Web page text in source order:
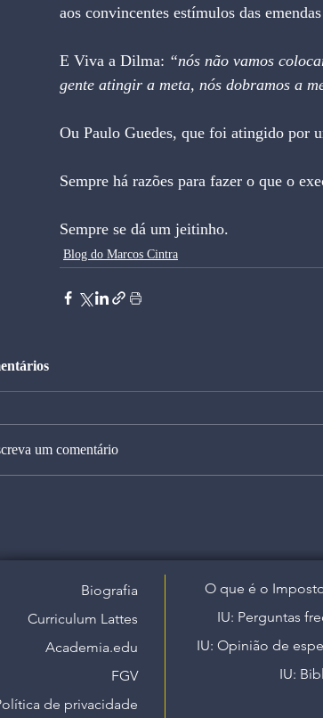
aos convincentes estímulos das
E Viva a Dilma: “nós não vamos
gente atingir a meta, nós dobramos a
Ou Paulo Guedes, que foi atingido por
Sempre há razões para fazer o que o
Sempre se dá um jeitinho.
Blog do Marcos Cintra
um comentário
Biografia
Curriculum Lattes
Academia.edu
FGV
de privacidade​
O que é o
IU: Perguntas
IU: Opinião de
IU: